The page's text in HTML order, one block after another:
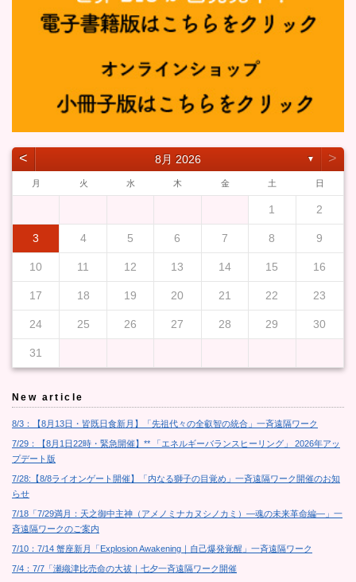
˂ 8月 2026 ▼ ˃
月 火 水 木 金 土 日
1 2
3 4 5 6 7 8 9
10 11 12 13 14 15 16
17 18 19 20 21 22 23
24 25 26 27 28 29 30
31
New article
8/3：【8月13日・皆既日食新月】「先祖代々の全叡智の統合」一斉遠隔ワーク
7/29：【8月1日22時・緊急開催】** 「エネルギーバランスヒーリング」 2026年アッ
プデート版
7/28:【8/8ライオンゲート開催】「内なる獅子の目覚め」一斉遠隔ワーク開催のお知
らせ
7/18「7/29満月：天之御中主神（アメノミナカヌシノカミ）―魂の未来革命編―」一
斉遠隔ワークのご案内
7/10：7/14 蟹座新月「Explosion Awakening｜自己爆発覚醒」一斉遠隔ワーク
7/4：7/7「瀬織津比売命の大祓｜七夕一斉遠隔ワーク開催